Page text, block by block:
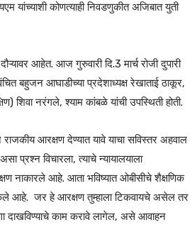
यांच्याशी कोणत्याही निवडणुकीत अजिबात युती
आहेत. आज गुरुवारी दि.3 मार्च रोजी दुपारी
बहुजन आघाडीच्या प्रदेशाध्यक्ष रेखाताई ठाकूर,
शिवा नरंगले, श्याम कांबळे यांची उपस्थिती होती.
आरक्षण देण्यात यावे याचा सविस्तर अहवाल
प्रश्न विचारला, त्याचे न्यायालयाला
नाकारले आहे. आता भविष्यात ओबीसीचे शैक्षणिक
आहे. जर हे आरक्षण तुम्हाला टिकवायचे असेल तर
दाखविण्याचे काम करावे लागेल, असे आवाहन